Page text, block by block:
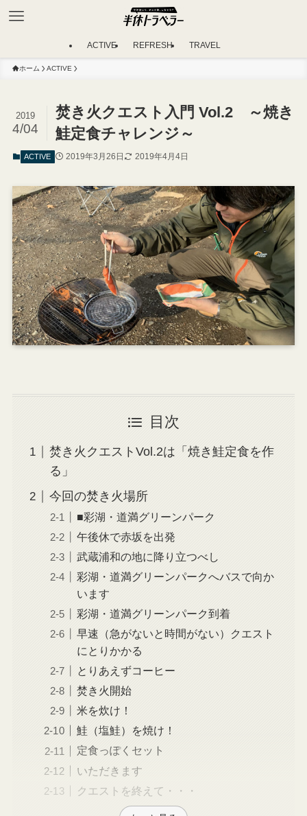
ACTIVE REFRESH TRAVEL
ホーム ACTIVE
焚き火クエスト入門 Vol.2 ～焼き
鮭定食チャレンジ～
2019
4/04
ACTIVE 2019年3月26日 2019年4月4日
目次
焚き火クエストVol.2は「焼き鮭定食を作
る」
今回の焚き火場所
■彩湖・道満グリーンパーク
午後休で赤坂を出発
武蔵浦和の地に降り立つべし
彩湖・道満グリーンパークへバスで向か
います
彩湖・道満グリーンパーク到着
早速（急がないと時間がない）クエスト
にとりかかる
とりあえずコーヒー
焚き火開始
米を炊け！
鮭（塩鮭）を焼け！
定食っぽくセット
いただきます
クエストを終えて・・・